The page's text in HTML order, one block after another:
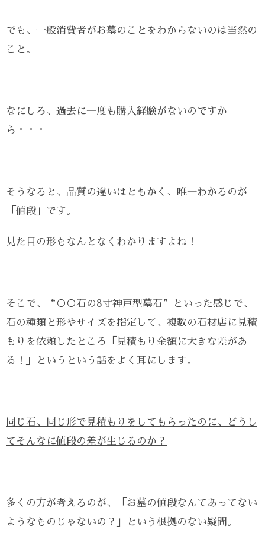
でも、一般消費者がお墓のことをわからないのは当然の
こと。
なにしろ、過去に一度も購入経験がないのですか
ら・・・
そうなると、品質の違いはともかく、唯一わかるのが
「値段」です。
見た目の形もなんとなくわかりますよね！
そこで、“○○石の8寸神戸型墓石”といった感じで、
石の種類と形やサイズを指定して、複数の石材店に見積
もりを依頼したところ「見積もり金額に大きな差があ
る！」というという話をよく耳にします。
同じ石、同じ形で見積もりをしてもらったのに、どうし
てそんなに値段の差が生じるのか？
多くの方が考えるのが、「お墓の値段なんてあってない
ようなものじゃないの？」という根拠のない疑問。